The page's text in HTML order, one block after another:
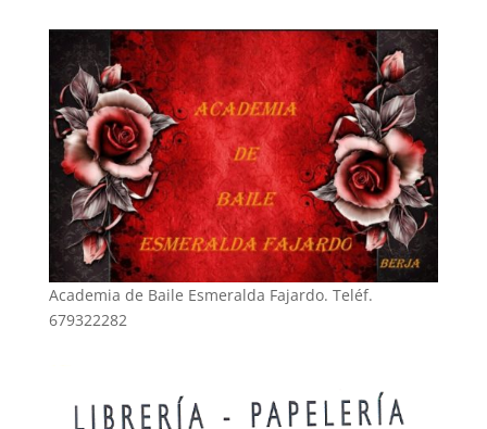
Academia de Baile Esmeralda Fajardo. Teléf.
679322282